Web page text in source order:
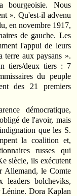
bourgeoisie. Nous
». Qu'est-il advenu
en novembre 1917,
de gauche. Les
l'appui de leurs
terre aux paysans ».
tiers/deux tiers : 7
du peuple
des 21 premiers
démocratique,
de l'avoir, mais
que les S.
la coalition et,
russes qui
siècle, ils exécutent
Allemand, le Comte
leaders bolcheviks,
Lénine. Dora Kaplan